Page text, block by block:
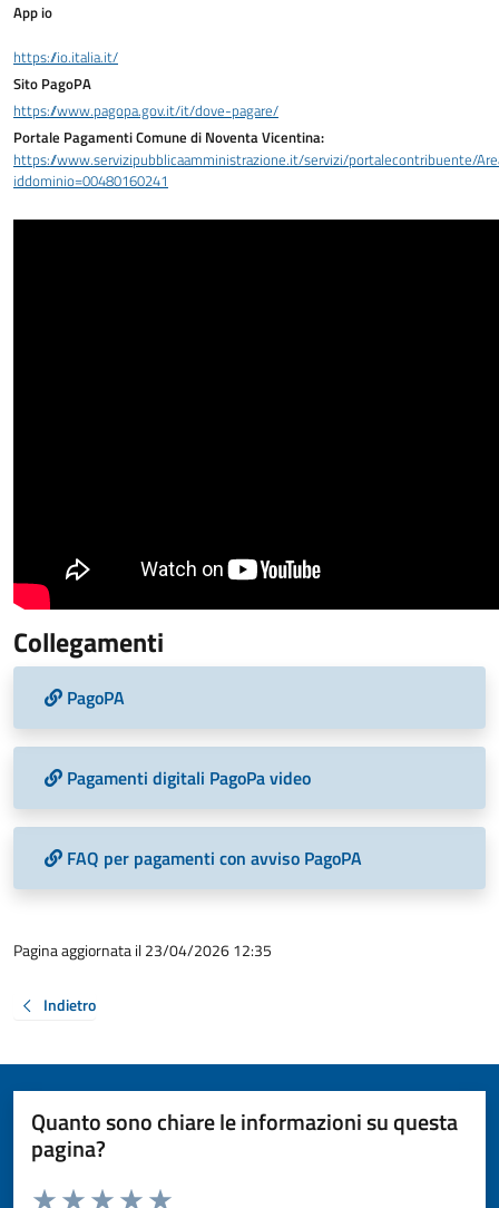
App io
https://io.italia.it/
Sito PagoPA
https://www.pagopa.gov.it/it/dove-pagare/
Portale Pagamenti Comune di Noventa Vicentina:
https://www.servizipubblicaamministrazione.it/servizi/portalecontribuente/
iddominio=00480160241
Collegamenti
PagoPA
Pagamenti digitali PagoPa video
FAQ per pagamenti con avviso PagoPA
Pagina aggiornata il 23/04/2026 12:35
Indietro
Quanto sono chiare le informazioni su questa
pagina?
Valuta da 1 a 5 stelle la pagina